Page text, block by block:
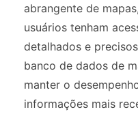
abrangente de
usuários tenham
detalhados e
banco de dados de
manter o
informações mais